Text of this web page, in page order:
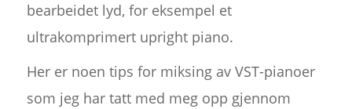
bearbeidet lyd, for eksempel et
ultrakomprimert upright piano.
Her er noen tips for miksing av VST-pianoer
som jeg har tatt med meg opp gjennom